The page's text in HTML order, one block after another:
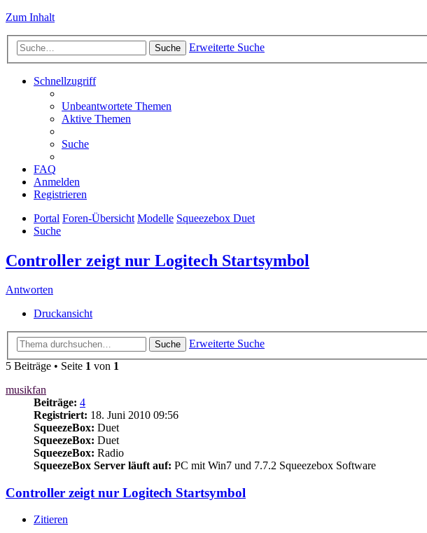
Zum Inhalt
Suche Erweiterte Suche
Schnellzugriff
Unbeantwortete Themen
Aktive Themen
Suche
FAQ
Anmelden
Registrieren
Portal Foren-Übersicht Modelle Squeezebox Duet
Suche
Controller zeigt nur Logitech Startsymbol
Antworten
Druckansicht
Suche
Erweiterte Suche
5 Beiträge • Seite 1 von 1
musikfan
Beiträge: 4
Registriert: 18. Juni 2010 09:56
SqueezeBox: Duet
SqueezeBox: Duet
SqueezeBox: Radio
SqueezeBox Server läuft auf: PC mit Win7 und 7.7.2 Squeezebox Software
Controller zeigt nur Logitech Startsymbol
Zitieren